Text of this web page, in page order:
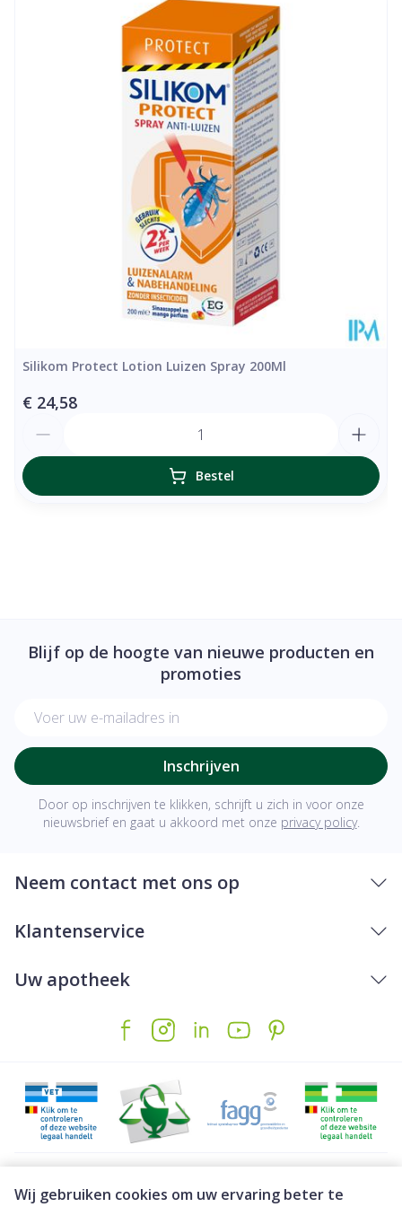
Wij gebruiken cookies om uw ervaring beter te
155 mm
45 mm
100
Kamertemperatuur (15°C - 25°C)
Silikom Protect Lotion Luizen Spray 200Ml
€ 24,58
Bestel
Blijf op de hoogte van nieuwe producten en
promoties
Inschrijven
Door op inschrijven te klikken, schrijft u zich in voor onze
nieuwsbrief en gaat u akkoord met onze privacy policy.
Neem contact met ons op
Klantenservice
Uw apotheek
Juridische links